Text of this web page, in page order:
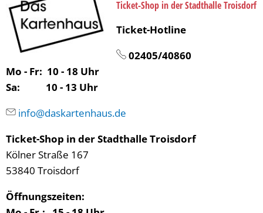
Ticket-Shop in der Stadthalle Troisdorf
Ticket-Hotline
02405/40860
Mo - Fr: 10 - 18 Uhr
Sa: 10 - 13 Uhr
info@daskartenhaus.de
Ticket-Shop in der Stadthalle Troisdorf
Kölner Straße 167
53840 Troisdorf
Öffnungszeiten: